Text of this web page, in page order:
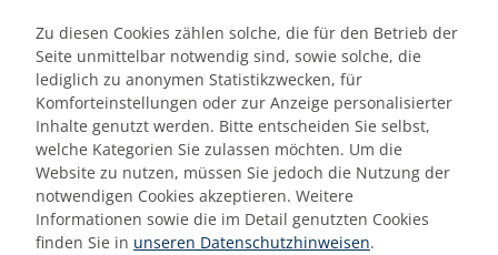
Anzahl Trainingstage
Zielgruppe (Vorwissen)
gewünschte Trainingszeiträume
Zu diesen Cookies zählen solche, die für den Betrieb der
Seite unmittelbar notwendig sind, sowie solche, die
lediglich zu anonymen Statistikzwecken, für
Komforteinstellungen oder zur Anzeige personalisierter
Inhalte genutzt werden. Bitte entscheiden Sie selbst,
welche Kategorien Sie zulassen möchten. Um die
Website zu nutzen, müssen Sie jedoch die Nutzung der
notwendigen Cookies akzeptieren. Weitere
Informationen sowie die im Detail genutzten Cookies
finden Sie in unseren Datenschutzhinweisen.